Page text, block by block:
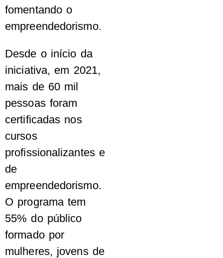
fomentando o
empreendedorismo.
Desde o início da
iniciativa, em 2021,
mais de 60 mil
pessoas foram
certificadas nos
cursos
profissionalizantes e
de
empreendedorismo.
O programa tem
55% do público
formado por
mulheres, jovens de